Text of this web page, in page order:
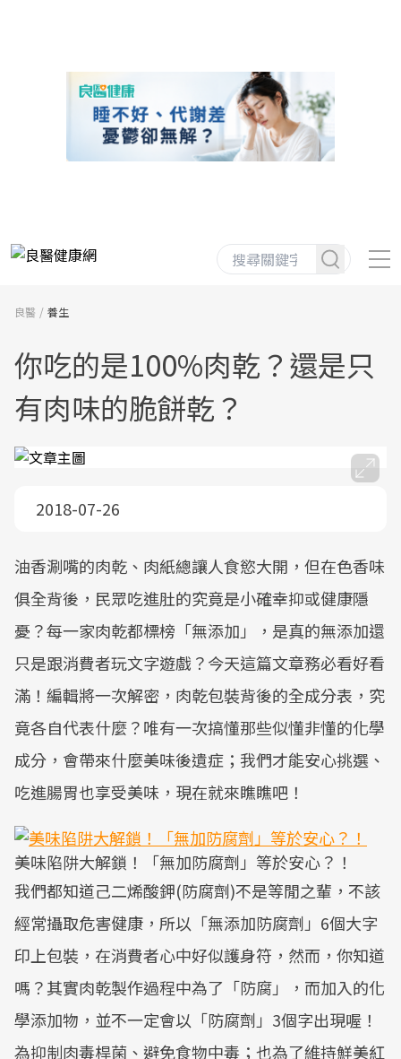
良醫 養生
你吃的是100%肉乾？還是只
有肉味的脆餅乾？
2018-07-26
油香涮嘴的肉乾、肉紙總讓人食慾大開，但在色香味
俱全背後，民眾吃進肚的究竟是小確幸抑或健康隱
憂？每一家肉乾都標榜「無添加」，是真的無添加還
只是跟消費者玩文字遊戲？今天這篇文章務必看好看
滿！編輯將一次解密，肉乾包裝背後的全成分表，究
竟各自代表什麼？唯有一次搞懂那些似懂非懂的化學
成分，會帶來什麼美味後遺症；我們才能安心挑選、
吃進腸胃也享受美味，現在就來瞧瞧吧！
美味陷阱大解鎖！「無加防腐劑」等於安心？！
我們都知道己二烯酸鉀(防腐劑)不是等閒之輩，不該
經常攝取危害健康，所以「無添加防腐劑」6個大字
印上包裝，在消費者心中好似護身符，然而，你知道
嗎？其實肉乾製作過程中為了「防腐」，而加入的化
學添加物，並不一定會以「防腐劑」3個字出現喔！
為抑制肉毒桿菌、避免食物中毒；也為了維持鮮美紅